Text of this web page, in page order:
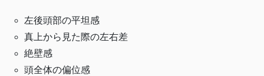
左後頭部の平坦感
真上から見た際の左右差
絶壁感
頭全体の偏位感